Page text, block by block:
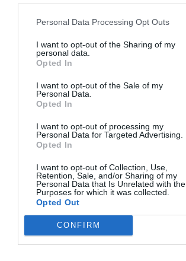
Personal Data Processing Opt Outs
I want to opt-out of the Sharing of my
personal data.
Opted In
I want to opt-out of the Sale of my
Personal Data.
Opted In
I want to opt-out of processing my
Personal Data for Targeted Advertising.
Opted In
I want to opt-out of Collection, Use,
Retention, Sale, and/or Sharing of my
Personal Data that Is Unrelated with the
Purposes for which it was collected.
Opted Out
CONFIRM
ΔΗΜΟΦΙΛΕΣΤΕΡΑ ΗΜΕΡΑΣ